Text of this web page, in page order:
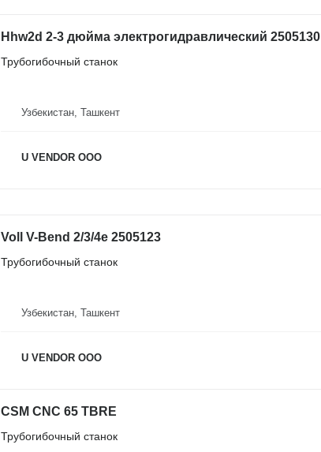
Hhw2d 2-3 дюйма электрогидравлический 2505130
Трубогибочный станок
Узбекистан, Ташкент
U VENDOR OOO
Voll V-Bend 2/3/4e 2505123
Трубогибочный станок
Узбекистан, Ташкент
U VENDOR OOO
CSM CNC 65 TBRE
Трубогибочный станок